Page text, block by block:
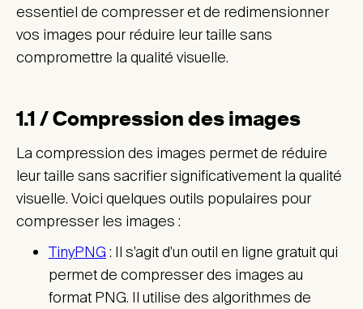
essentiel de compresser et de redimensionner
vos images pour réduire leur taille sans
compromettre la qualité visuelle.
1.1 / Compression des images
La compression des images permet de réduire
leur taille sans sacrifier significativement la qualité
visuelle. Voici quelques outils populaires pour
compresser les images :
TinyPNG : Il s’agit d’un outil en ligne gratuit qui
permet de compresser des images au
format PNG. Il utilise des algorithmes de